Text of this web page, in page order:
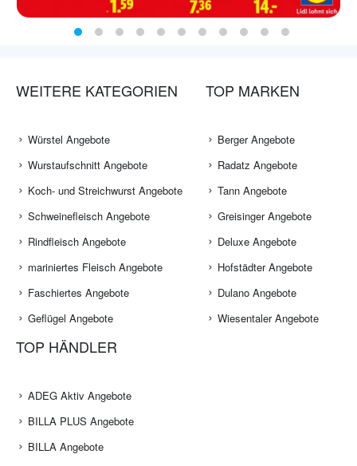
WEITERE KATEGORIEN
Würstel Angebote
Wurstaufschnitt Angebote
Koch- und Streichwurst Angebote
Schweinefleisch Angebote
Rindfleisch Angebote
mariniertes Fleisch Angebote
Faschiertes Angebote
Geflügel Angebote
TOP MARKEN
Berger Angebote
Radatz Angebote
Tann Angebote
Greisinger Angebote
Deluxe Angebote
Hofstädter Angebote
Dulano Angebote
Wiesentaler Angebote
TOP HÄNDLER
ADEG Aktiv Angebote
BILLA PLUS Angebote
BILLA Angebote